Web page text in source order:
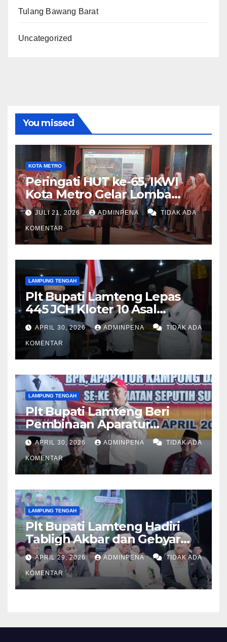
Tulang Bawang Barat
Uncategorized
You missed
KOTA METRO
Peringati HUT ke-65, IKWI
Kota Metro Gelar Lomba
Fashion Show
JULI 21, 2026 ADMINPENA TIDAK ADA
KOMENTAR
LAMPUNG TENGAH
Plt Bupati Lamteng Lepas
445 JCH Kloter 10 Asal
Lamteng
APRIL 30, 2026 ADMINPENA TIDAK ADA
KOMENTAR
LAMPUNG TENGAH
Plt Bupati Lamteng Beri
Pembinaan Aparatur
Kampung
APRIL 30, 2026 ADMINPENA TIDAK ADA
KOMENTAR
LAMPUNG TENGAH
Plt Bupati Lamteng Hadiri
Tabligh Akbar dan Gebyar
Sholawat JASKO di Ponpes
Tahfidzul Quran Al Fattah
APRIL 29, 2026 ADMINPENA TIDAK ADA
KOMENTAR